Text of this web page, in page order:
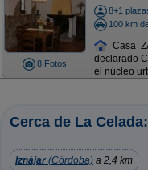
8 Fotos
8+1
100 km
Casa
declarado
el núcleo
Cerca de La Celada:
Iznájar (Córdoba) a 2,4 km